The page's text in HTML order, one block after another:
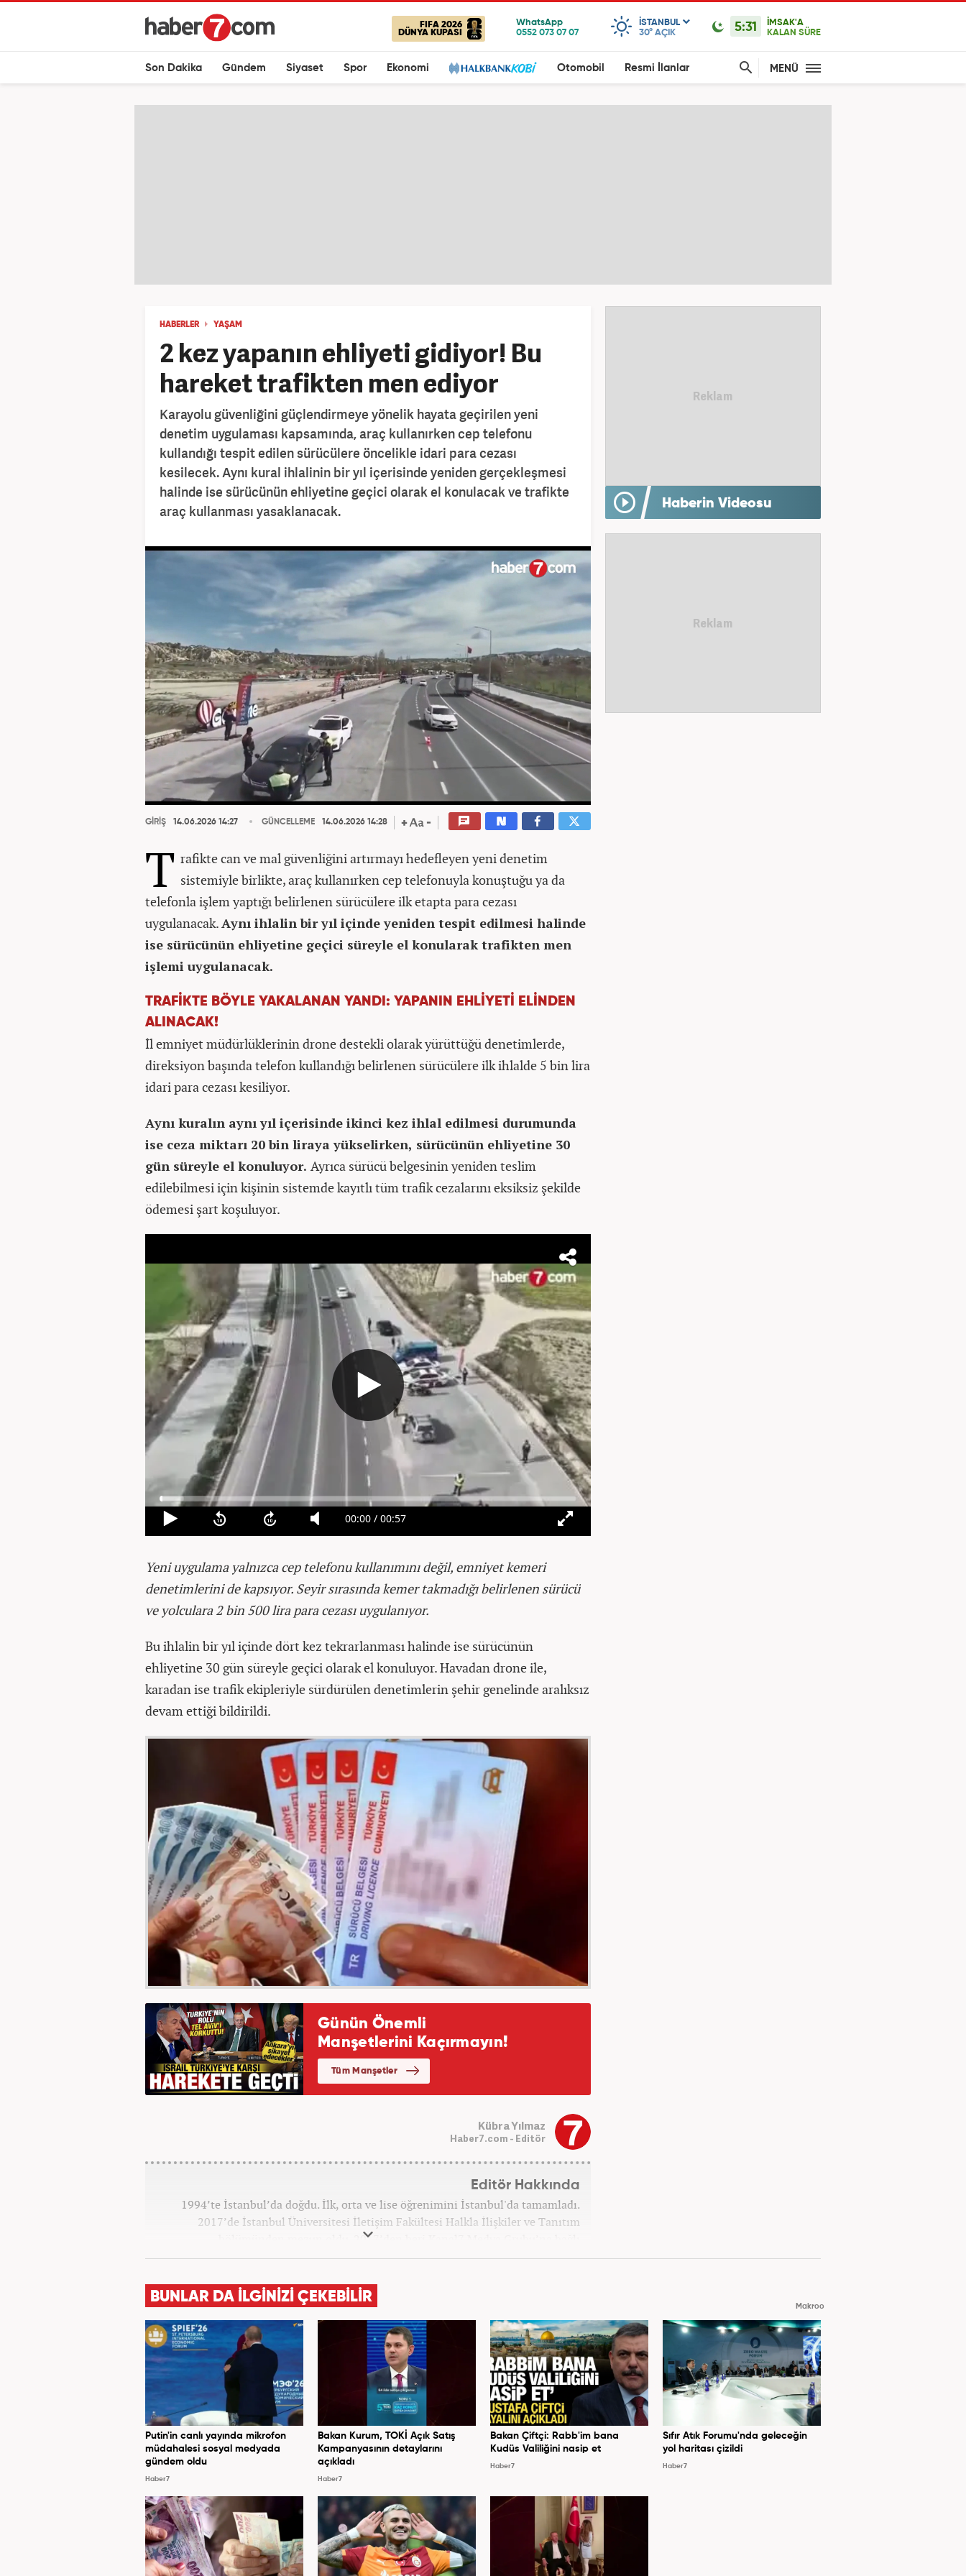
FIFA 2026
DÜNYA KUPASI
ISTANBUL
30° AÇIK 5:31
İMSAK'A
KALAN SÜRE
Son Dakika Gündem Siyaset Spor Ekonomi Otomobil Resmi İlanlar MENÜ
HABERLER YAŞAM
2 kez yapanın ehliyeti gidiyor! Bu
hareket trafikten men ediyor
Karayolu güvenliğini güçlendirmeye yönelik hayata geçirilen yeni
denetim uygulaması kapsamında, araç kullanırken cep telefonu
kullandığı tespit edilen sürücülere öncelikle idari para cezası
kesilecek. Aynı kural ihlalinin bir yıl içerisinde yeniden gerçekleşmesi
halinde ise sürücünün ehliyetine geçici olarak el konulacak ve trafikte
araç kullanması yasaklanacak.
GİRİŞ 14.06.2026 14:27 GÜNCELLEME 14.06.2026 14:28
T rafikte can ve mal güvenliğini artırmayı hedefleyen yeni denetim
sistemiyle birlikte, araç kullanırken cep telefonuyla konuştuğu ya da
telefonla işlem yaptığı belirlenen sürücülere ilk etapta para cezası
uygulanacak.Aynı ihlalin bir yıl içinde yeniden tespit edilmesi halinde
ise sürücünün ehliyetine geçici süreyle el konularak trafikten men
işlemi uygulanacak.
TRAFİKTE BÖYLE YAKALANAN YANDI: YAPANIN EHLİYETİ ELİNDEN
ALINACAK!
İl emniyet müdürlüklerinin drone destekli olarak yürüttüğü denetimlerde,
direksiyon başında telefon kullandığı belirlenen sürücülere ilk ihlalde 5 bin lira
idari para cezası kesiliyor.
Aynı kuralın aynı yıl içerisinde ikinci kez ihlal edilmesi durumunda
ise ceza miktarı 20 bin liraya yükselirken, sürücünün ehliyetine 30
gün süreyle el konuluyor. Ayrıca sürücü belgesinin yeniden teslim
edilebilmesi için kişinin sistemde kayıtlı tüm trafik cezalarını eksiksiz şekilde
ödemesi şart koşuluyor.
Yeni uygulama yalnızca cep telefonu kullanımını değil, emniyet kemeri
denetimlerini de kapsıyor. Seyir sırasında kemer takmadığı belirlenen sürücü
ve yolculara 2 bin 500 lira para cezası uygulanıyor.
Bu ihlalin bir yıl içinde dört kez tekrarlanması halinde ise sürücünün
ehliyetine 30 gün süreyle geçici olarak el konuluyor. Havadan drone ile,
karadan ise trafik ekipleriyle sürdürülen denetimlerin şehir genelinde aralıksız
devam ettiği bildirildi.
Kübra Yılmaz
Haber7.com - Editör
Editör Hakkında
1994’te İstanbul’da doğdu. İlk, orta ve lise öğrenimini İstanbul'da tamamladı.
2017’de İstanbul Üniversitesi İletişim Fakültesi Halkla İlişkiler ve Tanıtım
bölümünden mezun oldu. 2017’den beri Kanal7 Medya Grubu’na bağlı
Haber7.com bünyesinde mesleki hayatına devam etmektedir.
Haberin Videosu
BUNLAR DA İLGİNİZİ ÇEKEBİLİR
Makroo
Putin'in canlı yayında mikrofon
müdahalesi sosyal medyada
gündem oldu
Haber7
Bakan Kurum, TOKİ Açık Satış
Kampanyasının detaylarını
açıkladı
Haber7
Bakan Çiftçi: Rabb'im bana
Kudüs Valiliğini nasip et
Haber7
Sıfır Atık Forumu'nda geleceğin
yol haritası çizildi
Haber7